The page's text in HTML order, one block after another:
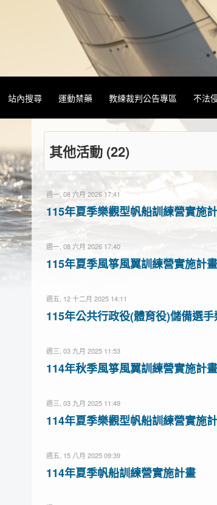
站內搜尋 運動禁藥 教練裁判公告專區 不法
其他活動 (22)
週一, 08 六月 2026 17:41
115年夏季樂觀型帆船訓練營實施
週一, 08 六月 2026 17:40
115年夏季風箏風翼訓練營實施計
週五, 12 十二月 2025 14:11
115年公共行政役(體育役)儲備選
週三, 03 九月 2025 11:53
114年秋季風箏風翼訓練營實施計畫
週三, 03 九月 2025 11:49
114年夏季樂觀型帆船訓練營實施
週五, 15 八月 2025 09:39
114年夏季帆船訓練營實施計畫